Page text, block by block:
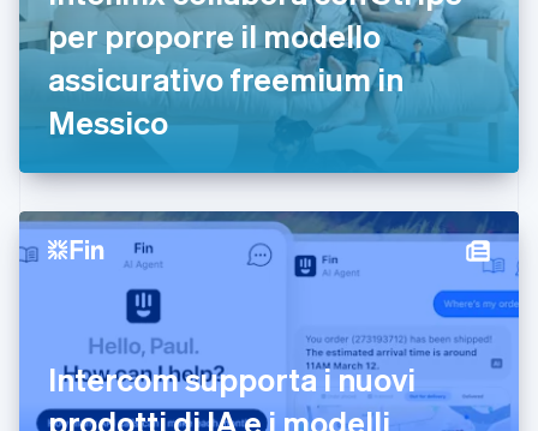
per proporre il modello
assicurativo freemium in
Messico
Intercom supporta i nuovi
prodotti di IA e i modelli
Estonia
English
Finlandia
Francia
Germania
Giappone
日本語 English
Gibilterra
English
India
English
Irlanda